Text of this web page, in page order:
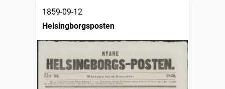
1859-09-12
Helsingborgsposten